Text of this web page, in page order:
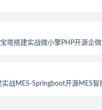
塔搭建实战微小擎PHP开源企微
战MES-Springboot开源MES智